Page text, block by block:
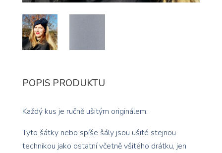
POPIS PRODUKTU
Každý kus je ručně ušitým originálem.
Tyto šátky nebo spíše šály jsou ušité stejnou
technikou jako ostatní včetně všitého drátku, jen